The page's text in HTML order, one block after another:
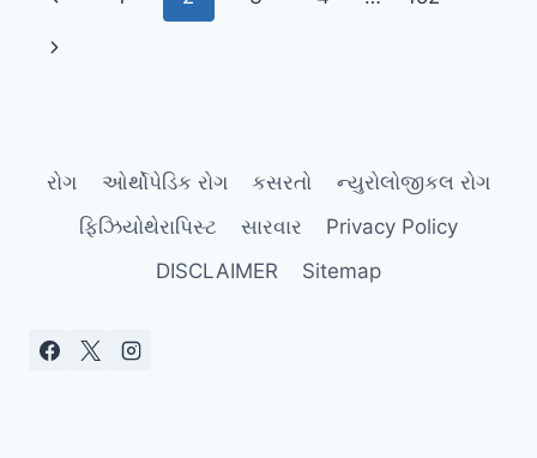
વાળીને
ને
ફાયદા.
navigation
Page
Next
રોગ ઓર્થોપેડિક રોગ કસરતો
ન્યુરોલોજીકલ રોગ
ફિઝિયોથેરાપિસ્ટ
સારવાર
Privacy Policy
DISCLAIMER
Sitemap